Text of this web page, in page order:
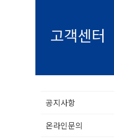
고객센터
공지사항
온라인문의